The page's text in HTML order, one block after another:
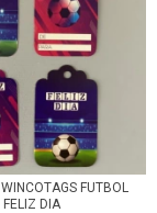
FUTBOL
FELIZ DIA